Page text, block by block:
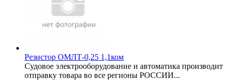
Резистор ОМЛТ-0,25 1,1ком
Судовое электрооборудование и автоматика производит
отправку товара во все регионы РОССИИ...